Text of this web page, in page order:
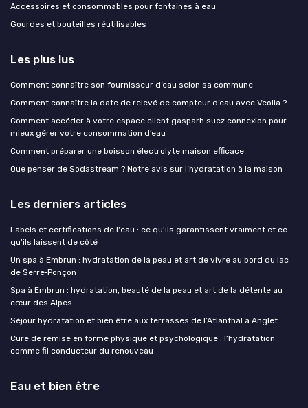
Accessoires et consommables pour fontaines à eau
Gourdes et bouteilles réutilisables
Les plus lus
Comment connaître son fournisseur d’eau selon sa commune
Comment connaître la date de relevé de compteur d’eau avec Veolia ?
Comment accéder à votre espace client gasparh suez connexion pour
mieux gérer votre consommation d’eau
Comment préparer une boisson électrolyte maison efficace
Que penser de Sodastream ? Notre avis sur l’hydratation à la maison
Les derniers articles
Labels et certifications de l'eau : ce qu'ils garantissent vraiment et ce
qu'ils laissent de côté
Un spa à Embrun : hydratation de la peau et art de vivre au bord du lac
de Serre‑Ponçon
Spa à Embrun : hydratation, beauté de la peau et art de la détente au
cœur des Alpes
Séjour hydratation et bien être aux terrasses de l’Atlanthal à Anglet
Cure de remise en forme physique et psychologique : l’hydratation
comme fil conducteur du renouveau
Eau et bien être